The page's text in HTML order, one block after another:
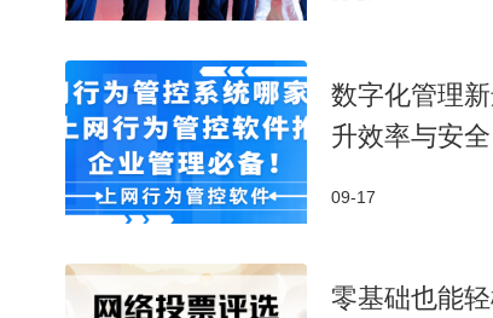
数字化管理
升效率与安全
09-17
零基础也能